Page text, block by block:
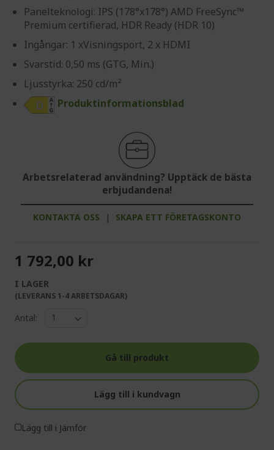
Panelteknologi: IPS (178°x178°) AMD FreeSync™
Premium certifierad, HDR Ready (HDR 10)
Ingångar: 1 xVisningsport, 2 x HDMI
Svarstid: 0,50 ms (GTG, Min.)
Ljusstyrka: 250 cd/m²
Produktinformationsblad
Arbetsrelaterad användning? Upptäck de bästa
erbjudandena!
KONTAKTA OSS | SKAPA ETT FÖRETAGSKONTO
1 792,00 kr
I LAGER
(LEVERANS 1-4 ARBETSDAGAR)
Antal:
Gå till produkt
Lägg till i kundvagn
Lägg till i Jämför